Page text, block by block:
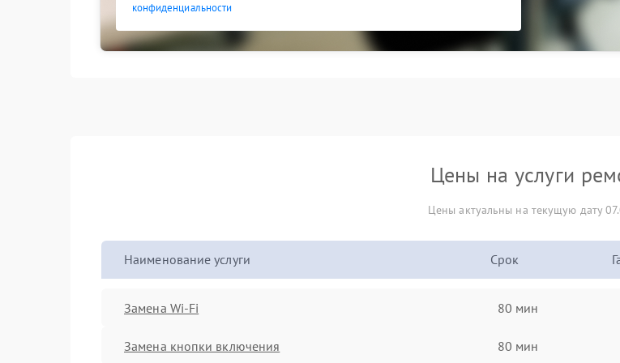
конфиденциальности
Цены на услуги
Цены актуальны на текущую дату
Наименование услуги Срок
Замена Wi-Fi 80 мин
Замена кнопки включения 80 мин